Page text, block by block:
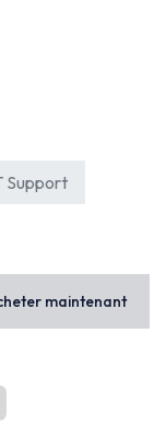
Support
maintenant